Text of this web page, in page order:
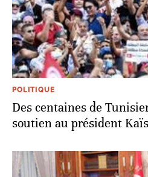
POLITIQUE
Des centaines de
soutien au président